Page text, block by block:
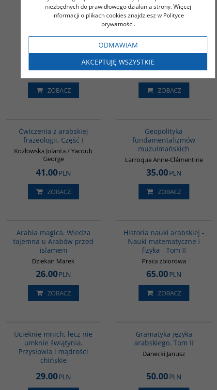
36.00PLN
ZOBACZ
Ezoteryczne odłamy
islamu w muzułmańskiej
herezjograficznej - PAKIET
145.00
90.00PLN
ZOBACZ
Ćwiczenia z arabskiej
frazeologii. Część I
Kozłowska Jolanta / Yacoub
George
41.00PLN
ZOBACZ
Geopolityka
fundamentalizmów
muzułmańskich
Larroque Anne-Clémentine
35.00PLN
ZOBACZ
Arabia magica. Wiedza
tajemna u Arabów przed
islamem
Dziekan Marek
26.00PLN
ZOBACZ
Historia nauki arabskiej -
Nauki matematyczne i
fizyka - Tom II
Praca zbiorowa
65.00PLN
ZOBACZ
Ucieknie mnich, lecz nie
umknie świątynia.
Przysłowia i mądrości
chińskie
29.00PLN
Gramatyka języka
arabskiego. Tom II
Danecki Janusz
50.00PLN
niezbędnych do prawidłowego działania strony. Więcej
informacji o plikach cookies znajdziesz w Polityce
prywatności.
ODMAWIAM
AKCEPTUJĘ WSZYSTKIE